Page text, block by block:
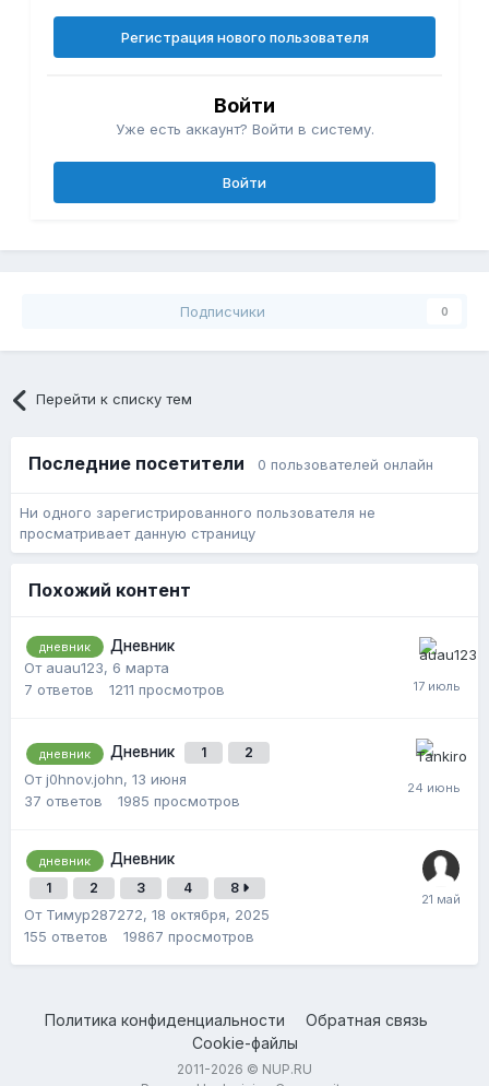
Регистрация нового пользователя
Войти
Уже есть аккаунт? Войти в систему.
Войти
Подписчики 0
Перейти к списку тем
Последние посетители 0 пользователей онлайн
Ни одного зарегистрированного пользователя не
просматривает данную страницу
Похожий контент
дневник
Дневник
От auau123, 6 марта
7 ответов 1211 просмотров
дневник Дневник 1 2
От j0hnov.john, 13 июня
37 ответов 1985 просмотров
дневник Дневник
1 2 3 4 8
От Тимур287272, 18 октября, 2025
155 ответов 19867 просмотров
Политика конфиденциальности
Обратная связь
Cookie-файлы
2011-2026 © NUP.RU